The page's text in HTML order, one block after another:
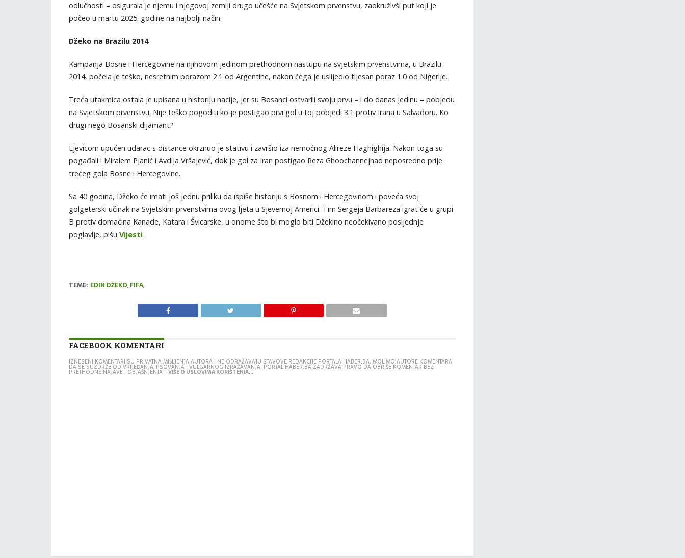
odlučnosti – osigurala je njemu i njegovoj zemlji drugo učešće na Svjetskom prvenstvu, zaokruživši put koji je
počeo u martu 2025. godine na najbolji način.
Džeko na Brazilu 2014
Kampanja Bosne i Hercegovine na njihovom jedinom prethodnom nastupu na svjetskim prvenstvima, u Brazilu
2014, počela je teško, nesretnim porazom 2:1 od Argentine, nakon čega je uslijedio tijesan poraz 1:0 od Nigerije.
Treća utakmica ostala je upisana u historiju nacije, jer su Bosanci ostvarili svoju prvu – i do danas jedinu – pobjedu
na Svjetskom prvenstvu. Nije teško pogoditi ko je postigao prvi gol u toj pobjedi 3:1 protiv Irana u Salvadoru. Ko
drugi nego Bosanski dijamant?
Ljevicom upućen udarac s distance okrznuo je stativu i završio iza nemoćnog Alireze Haghighija. Nakon toga su
pogađali i Miralem Pjanić i Avdija Vršajević, dok je gol za Iran postigao Reza Ghoochannejhad neposredno prije
trećeg gola Bosne i Hercegovine.
Sa 40 godina, Džeko će imati još jednu priliku da ispiše historiju s Bosnom i Hercegovinom i poveća svoj
golgeterski učinak na Svjetskim prvenstvima ovog ljeta u Sjevernoj Americi. Tim Sergeja Barbareza igrat će u grupi
B protiv domaćina Kanade, Katara i Švicarske, u onome što bi moglo biti Džekino neočekivano posljednje
poglavlje, pišu Vijesti.
TEME: EDIN DŽEKO, FIFA,
FACEBOOK KOMENTARI
IZNESENI KOMENTARI SU PRIVATNA MIŠLJENJA AUTORA I NE ODRAŽAVAJU STAVOVE REDAKCIJE PORTALA HABER.BA. MOLIMO AUTORE KOMENTARA
DA SE SUZDRŽE OD VRIJEĐANJA, PSOVANJA I VULGARNOG IZRAŽAVANJA. PORTAL HABER.BA ZADRŽAVA PRAVO DA OBRIŠE KOMENTAR BEZ
PRETHODNE NAJAVE I OBJAŠNJENJA -VIŠE O USLOVIMA KORIŠTENJA...